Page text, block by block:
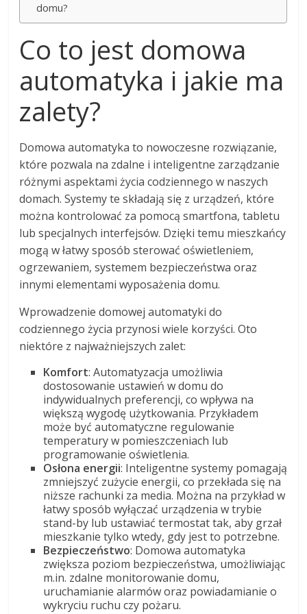
domu?
Co to jest domowa
automatyka i jakie ma
zalety?
Domowa automatyka to nowoczesne rozwiązanie,
które pozwala na zdalne i inteligentne zarządzanie
różnymi aspektami życia codziennego w naszych
domach. Systemy te składają się z urządzeń, które
można kontrolować za pomocą smartfona, tabletu
lub specjalnych interfejsów. Dzięki temu mieszkańcy
mogą w łatwy sposób sterować oświetleniem,
ogrzewaniem, systemem bezpieczeństwa oraz
innymi elementami wyposażenia domu.
Wprowadzenie domowej automatyki do
codziennego życia przynosi wiele korzyści. Oto
niektóre z najważniejszych zalet:
Komfort: Automatyzacja umożliwia
dostosowanie ustawień w domu do
indywidualnych preferencji, co wpływa na
większą wygodę użytkowania. Przykładem
może być automatyczne regulowanie
temperatury w pomieszczeniach lub
programowanie oświetlenia.
Osłona energii: Inteligentne systemy pomagają
zmniejszyć zużycie energii, co przekłada się na
niższe rachunki za media. Można na przykład w
łatwy sposób wyłączać urządzenia w trybie
stand-by lub ustawiać termostat tak, aby grzał
mieszkanie tylko wtedy, gdy jest to potrzebne.
Bezpieczeństwo: Domowa automatyka
zwiększa poziom bezpieczeństwa, umożliwiając
m.in. zdalne monitorowanie domu,
uruchamianie alarmów oraz powiadamianie o
wykryciu ruchu czy pożaru.